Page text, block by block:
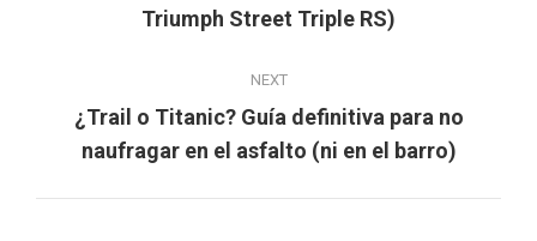
post:
Triumph Street Triple RS)
NEXT
Next
post:
¿Trail o Titanic? Guía definitiva para no
naufragar en el asfalto (ni en el barro)